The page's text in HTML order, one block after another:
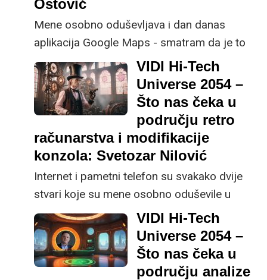
Ostović
Mene osobno oduševljava i dan danas
aplikacija Google Maps - smatram da je to
najkompleksnija aplikacija na svijetu i stvari
koje Google daje korisnicima kroz taj app je
nešto izvanredno, napomenuo je Domagoj
Ostović, CEO tvrtke Lloyds Digital.
VIDI Hi-Tech
Universe 2054 –
Što nas čeka u
području retro
računarstva i modifikacije
konzola: Svetozar Nilović
Internet i pametni telefon su svakako dvije
stvari koje su mene osobno oduševile u
zadnjih 30 godina, a što sam stariji, sve me
više i zastrašuju, rekao nam je Svetozar
Nilović, suosnivač i voditelj muzeja
PEEK&POKE u Rijeci.
VIDI Hi-Tech
Universe 2054 –
Što nas čeka u
području analize